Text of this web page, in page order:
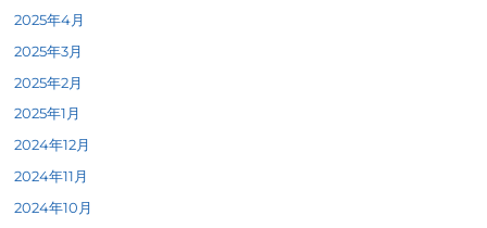
2025年4月
2025年3月
2025年2月
2025年1月
2024年12月
2024年11月
2024年10月